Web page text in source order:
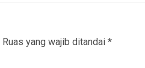
Ruas yang wajib ditandai *